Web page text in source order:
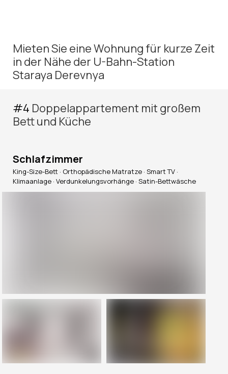
Mieten Sie eine Wohnung für kurze Zeit
in der Nähe der U-Bahn-Station
Staraya Derevnya
#4 Doppelappartement mit großem
Bett und Küche
King-Size-Bett · Orthopädische Matratze · Smart TV ·
Klimaanlage · Verdunkelungsvorhänge · Satin-Bettwäsche
Schlafzimmer